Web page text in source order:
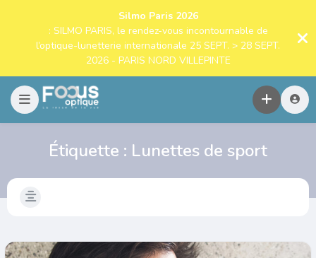
Silmo Paris 2026
: SILMO PARIS, le rendez-vous incontournable de
l’optique-lunetterie internationale 25 SEPT. > 28 SEPT.
2026 - PARIS NORD VILLEPINTE
Étiquette : Lunettes de sport